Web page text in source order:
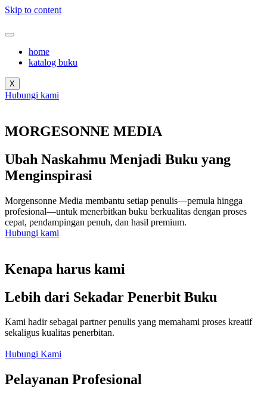
Skip to content
home
katalog buku
X
Hubungi kami
MORGESONNE MEDIA
Ubah Naskahmu Menjadi Buku yang
Menginspirasi
Morgensonne Media membantu setiap penulis—pemula hingga
profesional—untuk menerbitkan buku berkualitas dengan proses
cepat, pendampingan penuh, dan hasil premium.
Hubungi kami
Kenapa harus kami
Lebih dari Sekadar Penerbit Buku
Kami hadir sebagai partner penulis yang memahami proses kreatif
sekaligus kualitas penerbitan.
Hubungi Kami
Pelayanan Profesional